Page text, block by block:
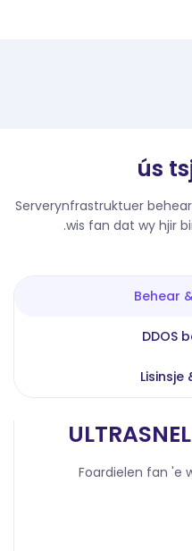
ús
Serverynfrastruktuer
wis fan dat wy hjir
Behear
DDOS
Lisinsje
Foardielen fan 'e